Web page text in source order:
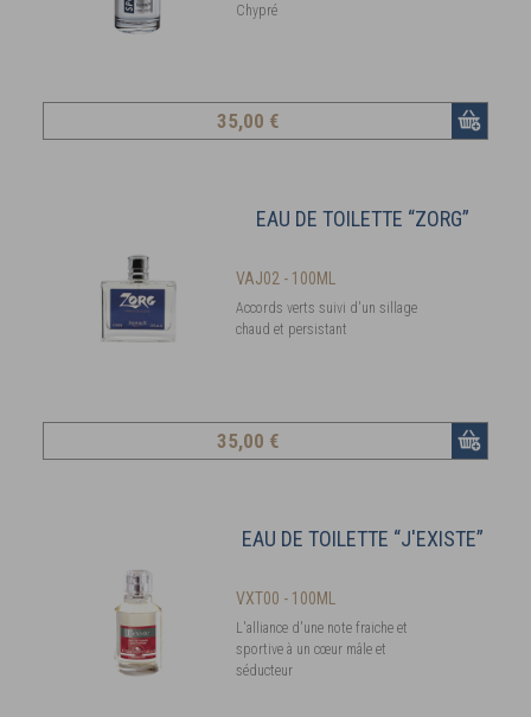
Chypré
35,00 €
EAU DE TOILETTE “ZORG”
VAJ02 - 100ML
Accords verts suivi d'un sillage
chaud et persistant
35,00 €
EAU DE TOILETTE “J'EXISTE”
VXT00 - 100ML
L'alliance d'une note fraiche et
sportive à un cœur mâle et
séducteur